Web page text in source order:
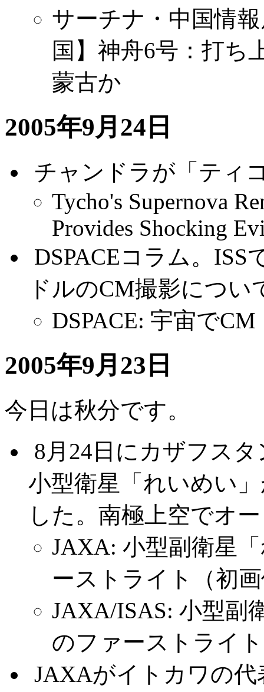
サーチナ・中国情報
国】神舟6号：打ち
蒙古か
2005年9月24日
チャンドラが「ティ
Tycho's Supernova
Provides Shocking
DSPACEコラム。
ドルのCM撮影につい
DSPACE: 宇宙でCM
2005年9月23日
今日は秋分です。
8月24日にカザフス
小型衛星「れいめい
した。南極上空でオ
JAXA: 小型副衛星
ーストライト（初
JAXA/ISAS: 小型副
のファーストライ
JAXAがイトカワの